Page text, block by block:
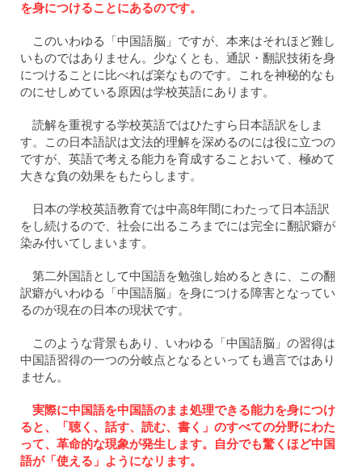
を身につけることにあるのです。
このいわゆる「中国語脳」ですが、本来はそれほど難し
いものではありません。少なくとも、通訳・翻訳技術を身
につけることに比べれば楽なものです。これを神秘的なも
のにせしめている原因は学校英語にあります。
読解を重視する学校英語ではひたすら日本語訳をしま
す。この日本語訳は文法的理解を深めるのには役に立つの
ですが、英語で考える能力を育成することおいて、極めて
大きな負の効果をもたらします。
日本の学校英語教育では中高8年間にわたって日本語訳
をし続けるので、社会に出るころまでには完全に翻訳癖が
染み付いてしまいます。
第二外国語として中国語を勉強し始めるときに、この翻
訳癖がいわゆる「中国語脳」を身につける障害となってい
るのが現在の日本の現状です。
このような背景もあり、いわゆる「中国語脳」の習得は
中国語習得の一つの分岐点となるといっても過言ではあり
ません。
実際に中国語を中国語のまま処理できる能力を身につけ
ると、「聴く、話す、読む、書く」のすべての分野にわた
って、革命的な現象が発生します。自分でも驚くほど中国
語が「使える」ようになリます。